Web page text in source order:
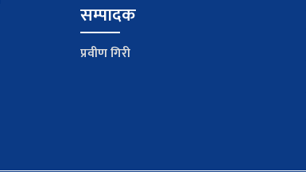
सम्पादक
प्रवीण गिरी